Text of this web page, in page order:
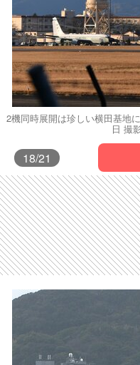
2機同時展開は珍しい横田基地
日 撮
18/21